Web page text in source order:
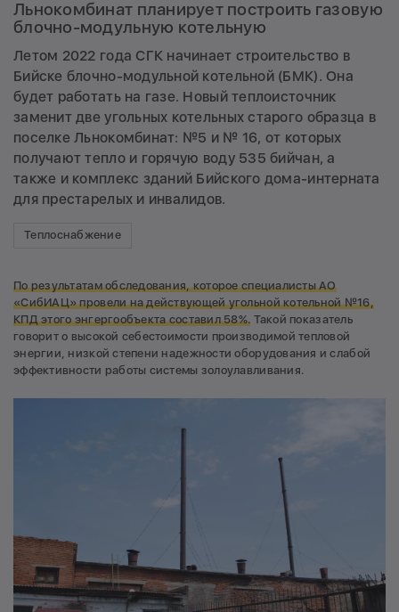
Льнокомбинат планирует построить газовую
блочно-модульную котельную
Летом 2022 года СГК начинает строительство в
Бийске блочно-модульной котельной (БМК). Она
будет работать на газе. Новый теплоисточник
заменит две угольных котельных старого образца в
поселке Льнокомбинат: №5 и № 16, от которых
получают тепло и горячую воду 535 бийчан, а
также и комплекс зданий Бийского дома-интерната
для престарелых и инвалидов.
Теплоснабжение
По результатам обследования, которое специалисты АО
«СибИАЦ» провели на действующей угольной котельной №16,
КПД этого энгергообъекта составил 58%. Такой показатель
говорит о высокой себестоимости производимой тепловой
энергии, низкой степени надежности оборудования и слабой
эффективности работы системы золоулавливания.